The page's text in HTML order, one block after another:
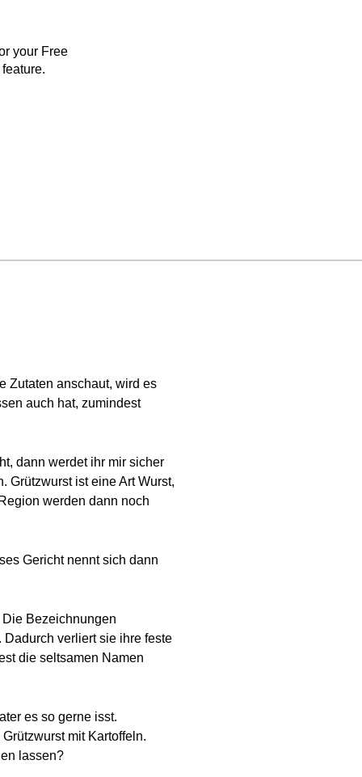
your Free
Zutaten anschaut, wird es
auch hat, zumindest
dann werdet ihr mir sicher
Grützwurst ist eine Art Wurst,
werden dann noch
Gericht nennt sich dann
Die Bezeichnungen
Dadurch verliert sie ihre feste
die seltsamen Namen
es so gerne isst.
mit Kartoffeln.
lassen?